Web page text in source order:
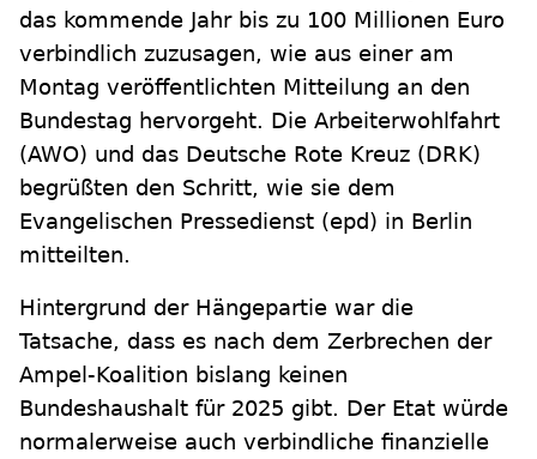
das kommende Jahr bis zu 100 Millionen Euro
verbindlich zuzusagen, wie aus einer am
Montag veröffentlichten Mitteilung an den
Bundestag hervorgeht. Die Arbeiterwohlfahrt
(AWO) und das Deutsche Rote Kreuz (DRK)
begrüßten den Schritt, wie sie dem
Evangelischen Pressedienst (epd) in Berlin
mitteilten.
Hintergrund der Hängepartie war die
Tatsache, dass es nach dem Zerbrechen der
Ampel-Koalition bislang keinen
Bundeshaushalt für 2025 gibt. Der Etat würde
normalerweise auch verbindliche finanzielle